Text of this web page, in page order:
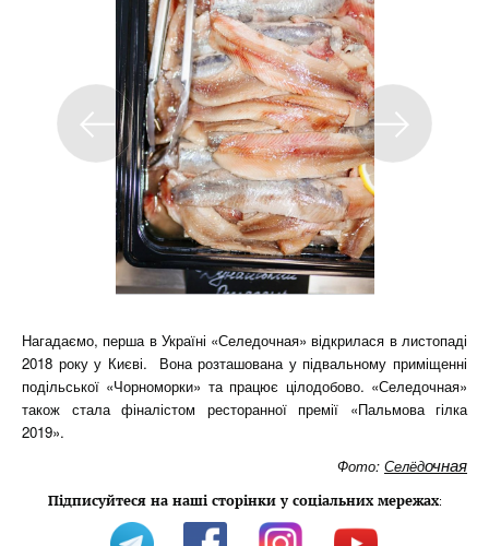
Нагадаємо, перша в Україні «Селедочная» відкрилася в листопаді
2018 року у Києві. Вона розташована у підвальному приміщенні
подільської «Чорноморки» та працює цілодобово. «Селедочная»
також стала фіналістом ресторанної премії «Пальмова гілка
2019».
Фото: Селёдочная
Підписуйтеся на наші сторінки у соціальних мережах: